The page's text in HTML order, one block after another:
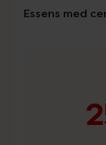
Essens med